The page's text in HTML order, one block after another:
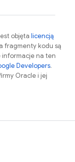
objęta licencją
fragmenty kodu są
informacje na ten
Developers.
Oracle i jej